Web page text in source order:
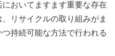
おいてますます重要な存在
リサイクルの取り組みがま
持続可能な方法で行われる